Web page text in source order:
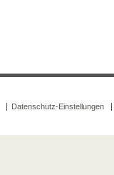
Datenschutz-Einstellungen